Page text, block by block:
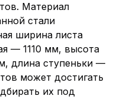
Материал
стали
ширина листа
— 1110 мм, высота
длина ступеньки —
может достигать
их под